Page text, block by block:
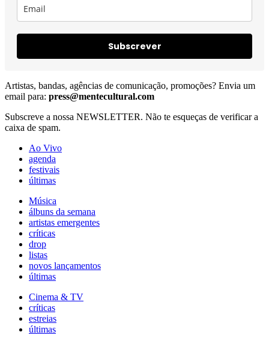
Subscrever
Artistas, bandas, agências de comunicação, promoções? Envia um
email para: press@mentecultural.com
Subscreve a nossa NEWSLETTER. Não te esqueças de verificar a
caixa de spam.
Ao Vivo
agenda
festivais
últimas
Música
álbuns da semana
artistas emergentes
críticas
drop
listas
novos lançamentos
últimas
Cinema & TV
críticas
estreias
últimas